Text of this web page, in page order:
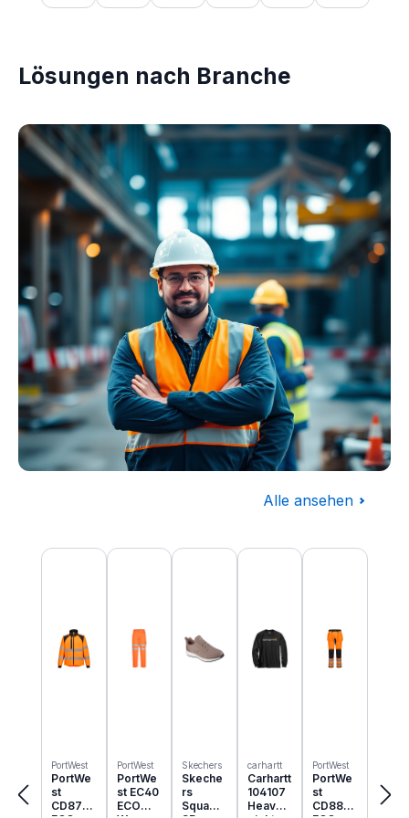
Lösungen nach Branche
Alle ansehen
Produktgalerie überspringen
PortWest
PortWe
st
CD875
PortWest
PortWe
st EC40
ECO
Skechers
Skeche
rs
Squad
carhartt
Carhartt
104107
Heavyw
PortWest
PortWe
st
CD889